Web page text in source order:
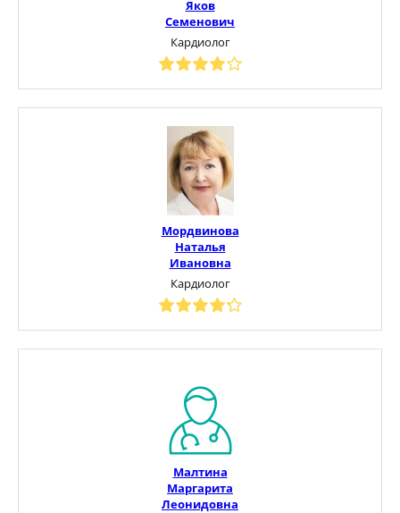
Яков
Семенович
Кардиолог
Мордвинова
Наталья
Ивановна
Кардиолог
Малтина
Маргарита
Леонидовна